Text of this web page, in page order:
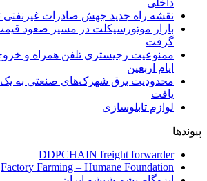
نقشه راه جدید جهش صادرات
بازار موتورسیکلت در مسیر صعود
گرفت
ممنوعیت رجیستری تلفن همراه و
ایام اربعین
محدودیت برق شهرک‌های صنعتی به
یافت
لوازم تابلوسازی
پیوندها
DDPCHAIN freight forwarder
Factory Farming – Humane Foundation